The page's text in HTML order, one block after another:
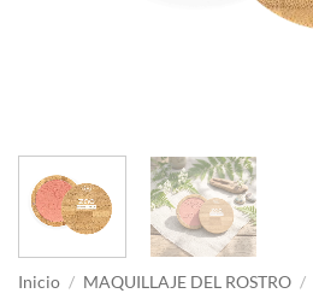
Inicio / MAQUILLAJE DEL ROSTRO /